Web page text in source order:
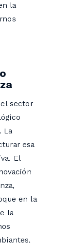
la
sector
La
esa
El
en la
la